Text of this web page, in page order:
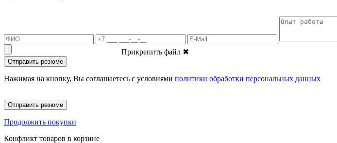
Прикрепить файл ✖
Отправить резюме
Нажимая на кнопку, Вы соглашаетесь с условиями политики обработки персональных данных
Отправить резюме
Продолжить покупки
Конфликт товаров в корзине